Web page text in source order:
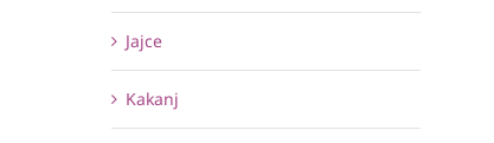
Jajce
Kakanj